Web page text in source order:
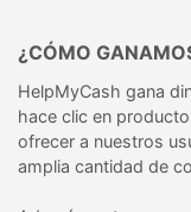
¿CÓMO
HelpMyCash gana
hace clic en
ofrecer a nuestros
amplia cantidad de